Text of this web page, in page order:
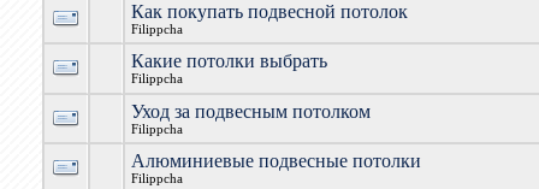
Как покупать подвесной потолок
Filippcha
Какие потолки выбрать
Filippcha
Уход за подвесным потолком
Filippcha
Алюминиевые подвесные потолки
Filippcha